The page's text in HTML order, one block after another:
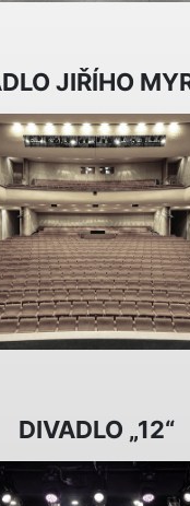
JIŘÍHO
DIVADLO „12“